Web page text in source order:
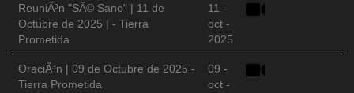
ReuniÃ³n "SÃ© Sano" | 11 de
Octubre de 2025 | - Tierra
Prometida
11 -
oct -
2025
OraciÃ³n | 09 de Octubre de 2025 -
Tierra Prometida
09 -
oct -